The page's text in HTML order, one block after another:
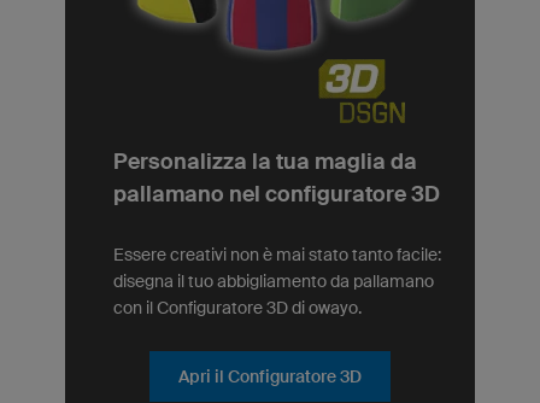
Personalizza la tua maglia da
pallamano nel configuratore 3D
Essere creativi non è mai stato tanto facile:
disegna il tuo abbigliamento da pallamano
con il Configuratore 3D di owayo.
Apri il Configuratore 3D